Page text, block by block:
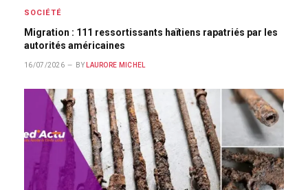
SOCIÉTÉ
Migration : 111 ressortissants haïtiens rapatriés par les
autorités américaines
16/07/2026 BY LAURORE MICHEL